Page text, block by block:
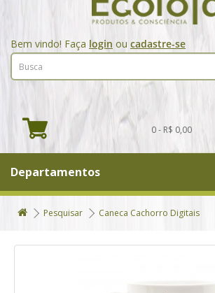
Bem vindo! Faça login ou cadastre-se
0 - R$ 0,00
Departamentos
Pesquisar Caneca Cachorro Digitais